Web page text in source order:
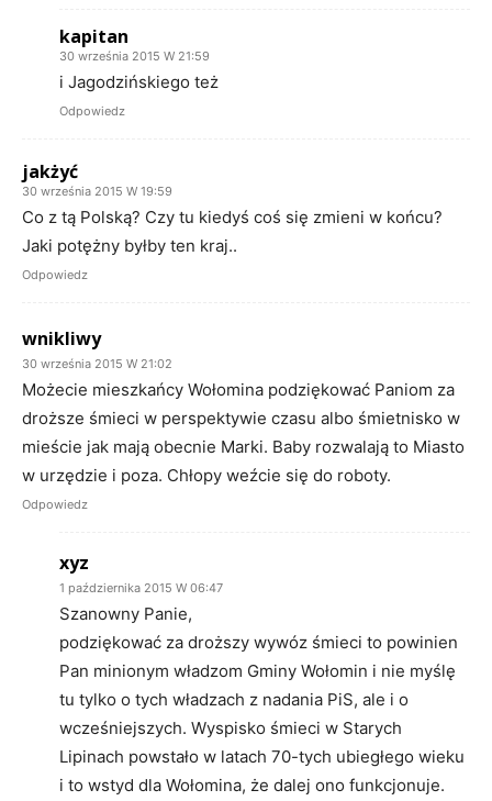
kapitan
30 września 2015 W 21:59
i Jagodzińskiego też
Odpowiedz
jakżyć
30 września 2015 W 19:59
Co z tą Polską? Czy tu kiedyś coś się zmieni w końcu?
Jaki potężny byłby ten kraj..
Odpowiedz
wnikliwy
30 września 2015 W 21:02
Możecie mieszkańcy Wołomina podziękować Paniom za
droższe śmieci w perspektywie czasu albo śmietnisko w
mieście jak mają obecnie Marki. Baby rozwalają to Miasto
w urzędzie i poza. Chłopy weźcie się do roboty.
Odpowiedz
xyz
1 października 2015 W 06:47
Szanowny Panie,
podziękować za droższy wywóz śmieci to powinien
Pan minionym władzom Gminy Wołomin i nie myślę
tu tylko o tych władzach z nadania PiS, ale i o
wcześniejszych. Wyspisko śmieci w Starych
Lipinach powstało w latach 70-tych ubiegłego wieku
i to wstyd dla Wołomina, że dalej ono funkcjonuje.